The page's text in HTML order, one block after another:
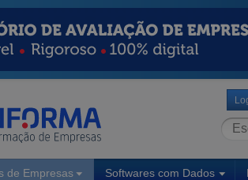
de Empresas Softwares com Dados